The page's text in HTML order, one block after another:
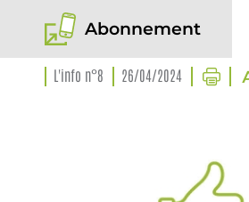
Abonnement
L'info n°8 26/04/2024